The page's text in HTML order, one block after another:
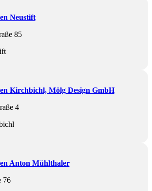
Neustift
85
Kirchbichl, Mölg Design GmbH
4
Anton Mühlthaler
76